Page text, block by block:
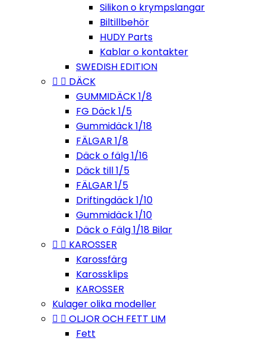
Silikon o krympslangar
Biltillbehör
HUDY Parts
Kablar o kontakter
SWEDISH EDITION
  DÄCK
GUMMIDÄCK 1/8
FG Däck 1/5
Gummidäck 1/18
FÄLGAR 1/8
Däck o fälg 1/16
Däck till 1/5
FÄLGAR 1/5
Driftingdäck 1/10
Gummidäck 1/10
Däck o Fälg 1/18 Bilar
  KAROSSER
Karossfärg
Karossklips
KAROSSER
Kulager olika modeller
  OLJOR OCH FETT LIM
Fett